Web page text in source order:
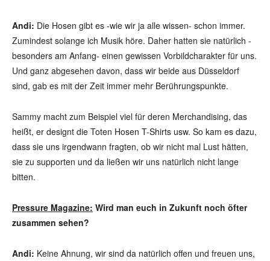
Andi: Die Hosen gibt es -wie wir ja alle wissen- schon immer.
Zumindest solange ich Musik höre. Daher hatten sie natürlich -
besonders am Anfang- einen gewissen Vorbildcharakter für uns.
Und ganz abgesehen davon, dass wir beide aus Düsseldorf
sind, gab es mit der Zeit immer mehr Berührungspunkte.
Sammy macht zum Beispiel viel für deren Merchandising, das
heißt, er designt die Toten Hosen T-Shirts usw. So kam es dazu,
dass sie uns irgendwann fragten, ob wir nicht mal Lust hätten,
sie zu supporten und da ließen wir uns natürlich nicht lange
bitten.
Pressure Magazine: Wird man euch in Zukunft noch öfter
zusammen sehen?
Andi: Keine Ahnung, wir sind da natürlich offen und freuen uns,